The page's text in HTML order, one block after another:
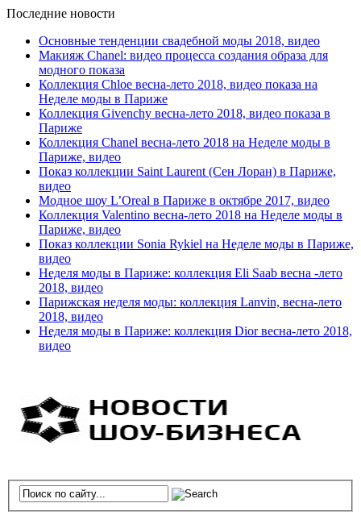
Последние новости
Основные тенденции свадебной моды 2018, видео
Макияж Chanel: видео процесса создания образа для
модного показа
Коллекция Chloe весна-лето 2018, видео показа на
Неделе моды в Париже
Коллекция Givenchy весна-лето 2018, видео показа в
Париже
Коллекция Chanel весна-лето 2018 на Неделе моды в
Париже, видео
Показ коллекции Saint Laurent (Сен Лоран) в Париже,
видео
Модное шоу L’Oreal в Париже в октябре 2017, видео
Коллекция Valentino весна-лето 2018 на Неделе моды в
Париже, видео
Показ коллекции Sonia Rykiel на Неделе моды в Париже,
видео
Неделя моды в Париже: коллекция Eli Saab весна -лето
2018, видео
Парижская неделя моды: коллекция Lanvin, весна-лето
2018, видео
Неделя моды в Париже: коллекция Dior весна-лето 2018,
видео